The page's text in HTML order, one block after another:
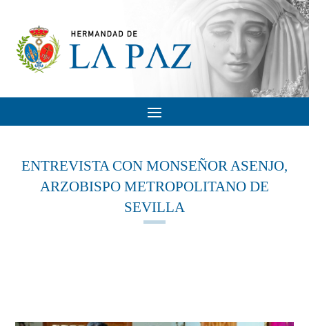
ENTREVISTA CON MONSEÑOR ASENJO,
ARZOBISPO METROPOLITANO DE
SEVILLA